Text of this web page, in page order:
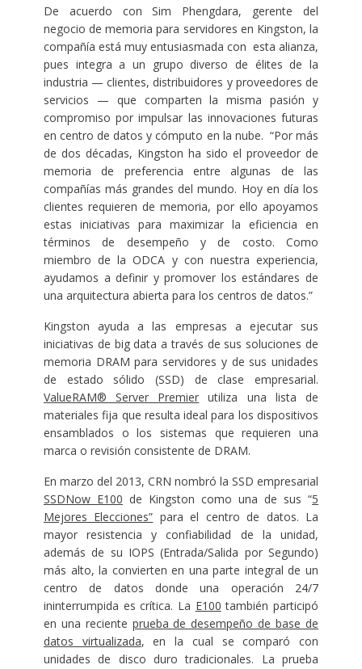
De acuerdo con Sim Phengdara, gerente del
negocio de memoria para servidores en Kingston, la
compañía está muy entusiasmada con esta alianza,
pues integra a un grupo diverso de élites de la
industria — clientes, distribuidores y proveedores de
servicios — que comparten la misma pasión y
compromiso por impulsar las innovaciones futuras
en centro de datos y cómputo en la nube. “Por más
de dos décadas, Kingston ha sido el proveedor de
memoria de preferencia entre algunas de las
compañías más grandes del mundo. Hoy en día los
clientes requieren de memoria, por ello apoyamos
estas iniciativas para maximizar la eficiencia en
términos de desempeño y de costo. Como
miembro de la ODCA y con nuestra experiencia,
ayudamos a definir y promover los estándares de
una arquitectura abierta para los centros de datos.”
Kingston ayuda a las empresas a ejecutar sus
iniciativas de big data a través de sus soluciones de
memoria DRAM para servidores y de sus unidades
de estado sólido (SSD) de clase empresarial.
ValueRAM® Server Premier utiliza una lista de
materiales fija que resulta ideal para los dispositivos
ensamblados o los sistemas que requieren una
marca o revisión consistente de DRAM.
En marzo del 2013, CRN nombró la SSD empresarial
SSDNow E100 de Kingston como una de sus “5
Mejores Elecciones” para el centro de datos. La
mayor resistencia y confiabilidad de la unidad,
además de su IOPS (Entrada/Salida por Segundo)
más alto, la convierten en una parte integral de un
centro de datos donde una operación 24/7
ininterrumpida es crítica. La E100 también participó
en una reciente prueba de desempeño de base de
datos virtualizada, en la cual se comparó con
unidades de disco duro tradicionales. La prueba